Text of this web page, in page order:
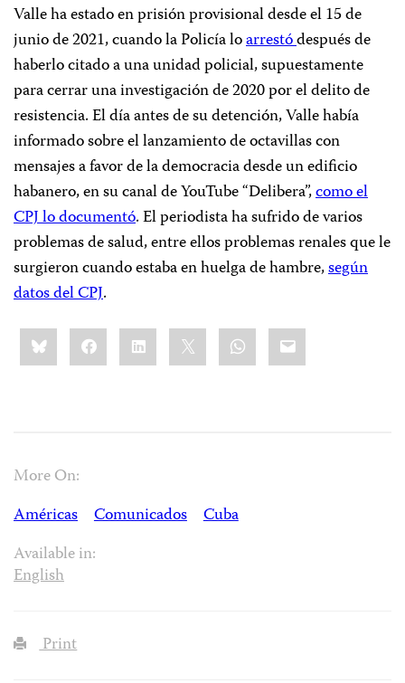
Valle ha estado en prisión provisional desde el 15 de
junio de 2021, cuando la Policía loarrestódespués de
haberlo citado a una unidad policial, supuestamente
para cerrar una investigación de 2020 por el delito de
resistencia. El día antes de su detención, Valle había
informado sobre el lanzamiento de octavillas con
mensajes a favor de la democracia desde un edificio
habanero, en su canal de YouTube “Delibera”,como el
CPJ lo documentó. El periodista ha sufrido de varios
problemas de salud, entre ellos problemas renales que le
surgieron cuando estaba en huelga de hambre,según
datos del CPJ.
Share
this:BlueskyFacebookLinkedIn WhatsApp
Email
More On:
Américas
Comunicados
Cuba
Available in:
English
Print